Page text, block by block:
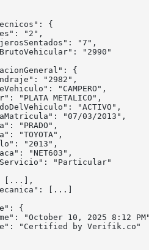
{
"2",
"7",
"2990"
{
"2982",
"CAMPERO",
"PLATA METALICO",
"ACTIVO",
"07/03/2013",
"PRADO",
"TOYOTA",
"2013",
"NET603",
"Particular"
[...],
[...]
{
"October 10, 2025 8:12
"Certified by Verifik.co"